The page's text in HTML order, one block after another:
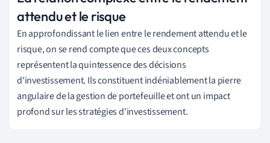
attendu et le risque
En approfondissant le lien entre le rendement attendu et le
risque, on se rend compte que ces deux concepts
représentent la quintessence des décisions
d'investissement. Ils constituent indéniablement la pierre
angulaire de la gestion de portefeuille et ont un impact
profond sur les stratégies d'investissement.